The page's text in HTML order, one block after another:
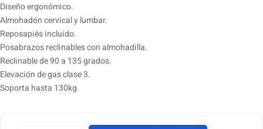
Diseño ergonómico.
Almohadón cervical y lumbar.
Reposapiés incluido.
Posabrazos reclinables con almohadilla.
Reclinable de 90 a 135 grados.
Elevación de gas clase 3.
Soporta hasta 130kg.